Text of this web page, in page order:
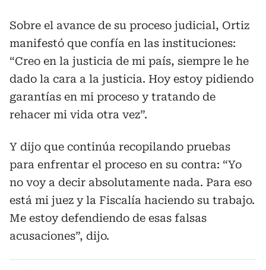
Sobre el avance de su proceso judicial, Ortiz
manifestó que confía en las instituciones:
“Creo en la justicia de mi país, siempre le he
dado la cara a la justicia. Hoy estoy pidiendo
garantías en mi proceso y tratando de
rehacer mi vida otra vez”.
Y dijo que continúa recopilando pruebas
para enfrentar el proceso en su contra: “Yo
no voy a decir absolutamente nada. Para eso
está mi juez y la Fiscalía haciendo su trabajo.
Me estoy defendiendo de esas falsas
acusaciones”, dijo.